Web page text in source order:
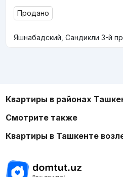
Продано
Яшнабадский, Сандикли 3-й
Квартиры в районах
Смотрите также
Квартиры в Ташкенте